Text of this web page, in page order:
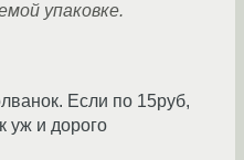
упаковке.
Если по 15руб,
уж и дорого